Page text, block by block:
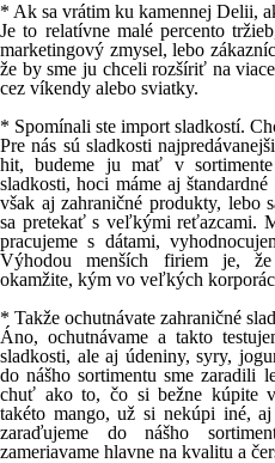
* Ak sa vrátim ku kamennej Delii,
Je to relatívne malé percento
marketingový zmysel, lebo
že by sme ju chceli rozšíriť na
cez víkendy alebo sviatky.
* Spomínali ste import sladkostí.
Pre nás sú sladkosti
hit, budeme ju mať v
sladkosti, hoci máme aj
však aj zahraničné produkty, lebo
sa pretekať s veľkými reťazcami.
pracujeme s dátami,
Výhodou menších firiem je,
okamžite, kým vo veľkých
* Takže ochutnávate zahraničné
Áno, ochutnávame a takto
sladkosti, ale aj údeniny, syry,
do nášho sortimentu sme zaradili
chuť ako to, čo si bežne kúpite
takéto mango, už si nekúpi iné,
zaraďujeme do nášho
zameriavame hlavne na kvalitu a